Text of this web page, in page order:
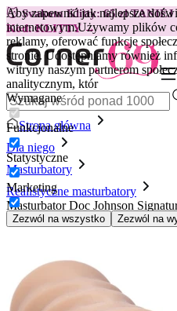
Aby zapewnić jak najlepsze
internetowym.Używamy plików
reklamy, oferować funkcje
stronie. Udostępniamy również
witryny naszym partnerom
analitycznym, któr
Wymagane
Funkcjonalne
Statystyczne
Marketing
Zezwól na wszystko Zezwól na
😽Svakom Klitty: 65 zł TANIEJ
Kod: KLITTY →
Strona główna
Dla niego
Masturbatory
Realistyczne masturbatory
Masturbator Doc Johnson